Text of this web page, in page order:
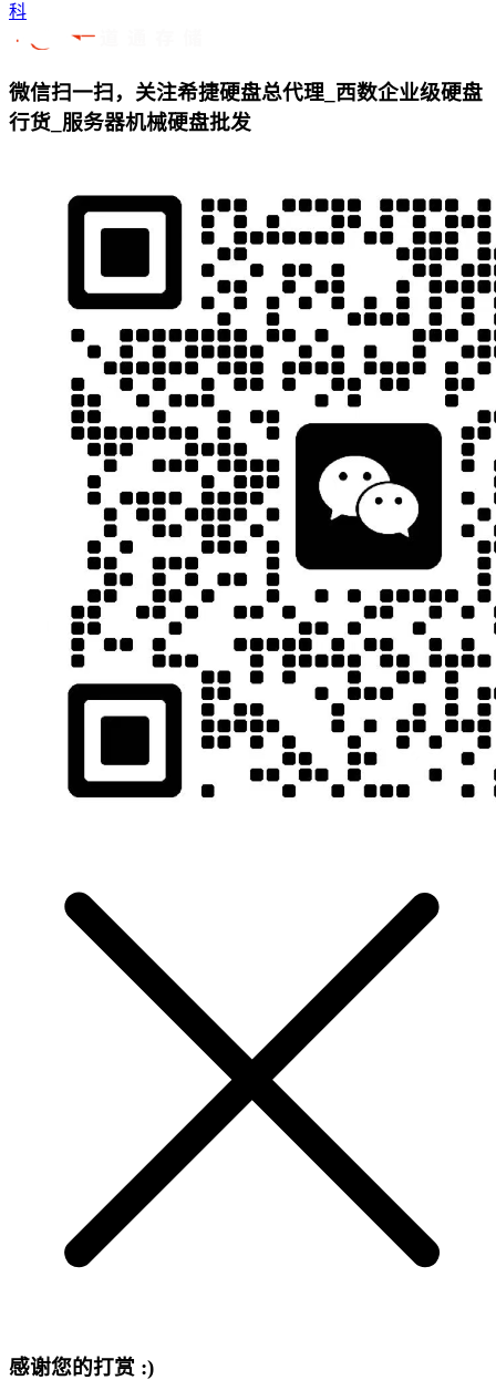
科
微信扫一扫，关注希捷硬盘总代理_西数企业级硬盘
行货_服务器机械硬盘批发
感谢您的打赏 :)